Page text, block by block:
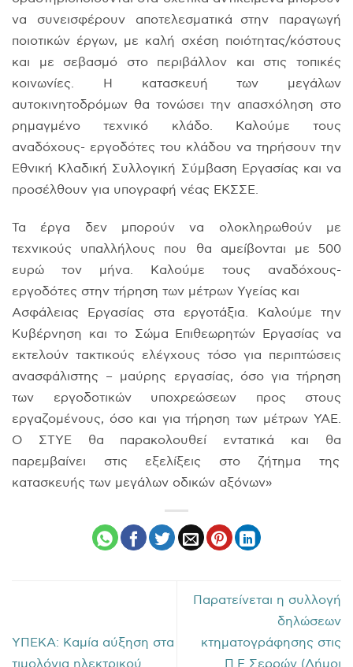
να συνεισφέρουν αποτελεσματικά στην παραγωγή
ποιοτικών έργων, με καλή σχέση ποιότητας/κόστους
και με σεβασμό στο περιβάλλον και στις τοπικές
κοινωνίες. Η κατασκευή των μεγάλων
αυτοκινητοδρόμων θα τονώσει την απασχόληση στο
ρημαγμένο τεχνικό κλάδο. Καλούμε τους
αναδόχους- εργοδότες του κλάδου να τηρήσουν την
Εθνική Κλαδική Συλλογική Σύμβαση Εργασίας και να
προσέλθουν για υπογραφή νέας ΕΚΣΣΕ.
Τα έργα δεν μπορούν να ολοκληρωθούν με
τεχνικούς υπαλλήλους που θα αμείβονται με 500
ευρώ τον μήνα. Καλούμε τους αναδόχους-
εργοδότες στην τήρηση των μέτρων Υγείας και
Ασφάλειας Εργασίας στα εργοτάξια. Καλούμε την
Κυβέρνηση και το Σώμα Επιθεωρητών Εργασίας να
εκτελούν τακτικούς ελέγχους τόσο για περιπτώσεις
ανασφάλιστης – μαύρης εργασίας, όσο για τήρηση
των εργοδοτικών υποχρεώσεων προς στους
εργαζομένους, όσο και για τήρηση των μέτρων ΥΑΕ.
Ο ΣΤΥΕ θα παρακολουθεί εντατικά και θα
παρεμβαίνει στις εξελίξεις στο ζήτημα της
κατασκευής των μεγάλων οδικών αξόνων»
ΥΠΕΚΑ: Καμία αύξηση στα
Παρατείνεται η συλλογή
δηλώσεων
κτηματογράφησης στις